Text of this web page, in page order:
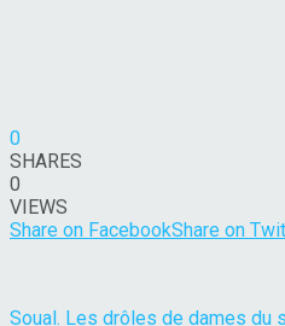
0
SHARES
0
VIEWS
Share on FacebookShare on
Soual. Les drôles de dames du